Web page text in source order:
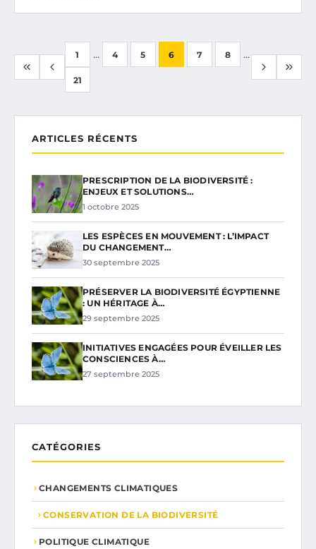
1 ... 4 5 6 7 8 ...
21
ARTICLES RÉCENTS
PRESCRIPTION DE LA BIODIVERSITÉ :
ENJEUX ET SOLUTIONS…
1 octobre 2025
LES ESPÈCES EN MOUVEMENT : L’IMPACT
DU CHANGEMENT…
30 septembre 2025
PRÉSERVER LA BIODIVERSITÉ ÉGYPTIENNE
: UN HÉRITAGE À…
29 septembre 2025
INITIATIVES ENGAGÉES POUR ÉVEILLER LES
CONSCIENCES À…
27 septembre 2025
CATÉGORIES
CHANGEMENTS CLIMATIQUES
CONSERVATION DE LA BIODIVERSITÉ
POLITIQUE CLIMATIQUE